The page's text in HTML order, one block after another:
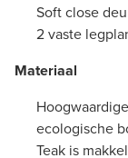
Soft close
2 vaste
Materiaal
ecologische
Teak is